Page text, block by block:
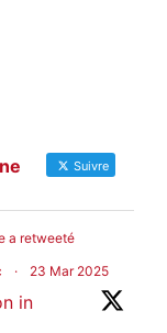
Suivre
a retweeté
· 23 Mar 2025
in